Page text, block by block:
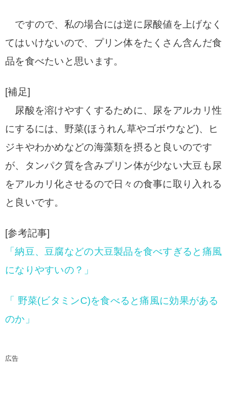
ですので、私の場合には逆に尿酸値を上げなく
てはいけないので、プリン体をたくさん含んだ食
品を食べたいと思います。
[補足]
尿酸を溶けやすくするために、尿をアルカリ性
にするには、野菜(ほうれん草やゴボウなど)、ヒ
ジキやわかめなどの海藻類を摂ると良いのです
が、タンパク質を含みプリン体が少ない大豆も尿
をアルカリ化させるので日々の食事に取り入れる
と良いです。
[参考記事]
「納豆、豆腐などの大豆製品を食べすぎると痛風
になりやすいの？」
「 野菜(ビタミンC)を食べると痛風に効果がある
のか」
広告